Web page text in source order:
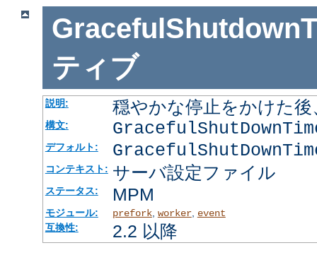
ティブ
説明: 穏やかな停止をかけた
構文:
デフォルト:
コンテキスト: サーバ設定ファイル
ステータス: MPM
モジュール: prefork, worker, event
互換性:
2.2 以降